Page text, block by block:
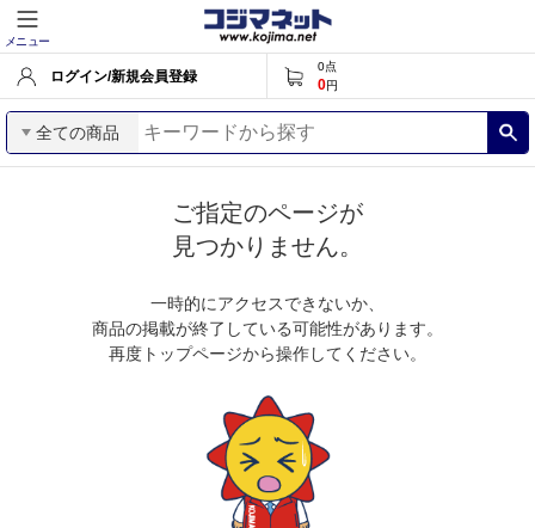
メニュー
ログイン/新規会員登録
0点
0円
全ての商品
ご指定のページが
見つかりません。
一時的にアクセスできないか、
商品の掲載が終了している可能性があります。
再度トップページから操作してください。